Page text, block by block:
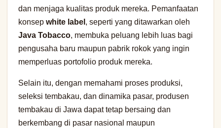
dan menjaga kualitas produk mereka. Pemanfaatan
konsep white label , seperti yang ditawarkan oleh
Java Tobacco, membuka peluang lebih luas bagi
pengusaha baru maupun pabrik rokok yang ingin
memperluas portofolio produk mereka.
Selain itu, dengan memahami proses produksi,
seleksi tembakau, dan dinamika pasar, produsen
tembakau di Jawa dapat tetap bersaing dan
berkembang di pasar nasional maupun